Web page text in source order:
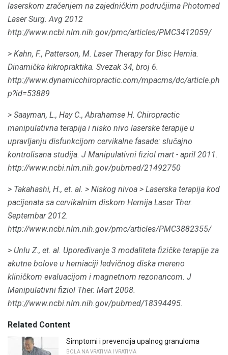
laserskom zračenjem na zajedničkim područjima Photomed
Laser Surg. Avg 2012
http://www.ncbi.nlm.nih.gov/pmc/articles/PMC3412059/
> Kahn, F., Patterson, M. Laser Therapy for Disc Hernia.
Dinamička kikropraktika. Svezak 34, broj 6.
http://www.dynamicchiropractic.com/mpacms/dc/article.ph
p?id=53889
> Saayman, L., Hay C., Abrahamse H. Chiropractic
manipulativna terapija i nisko nivo laserske terapije u
upravljanju disfunkcijom cervikalne fasade: slučajno
kontrolisana studija. J Manipulativni fiziol mart - april 2011.
http://www.ncbi.nlm.nih.gov/pubmed/21492750
> Takahashi, H., et. al. > Niskog nivoa > Laserska terapija kod
pacijenata sa cervikalnim diskom Hernija Laser Ther.
Septembar 2012.
http://www.ncbi.nlm.nih.gov/pmc/articles/PMC3882355/
> Unlu Z., et. al. Upoređivanje 3 modaliteta fizičke terapije za
akutne bolove u herniaciji ledvičnog diska mereno
kliničkom evaluacijom i magnetnom rezonancom. J
Manipulativni fiziol Ther. Mart 2008.
http://www.ncbi.nlm.nih.gov/pubmed/18394495.
Related Content
Simptomi i prevencija upalnog granuloma
BOLA NA VRATIMA I VRATIMA